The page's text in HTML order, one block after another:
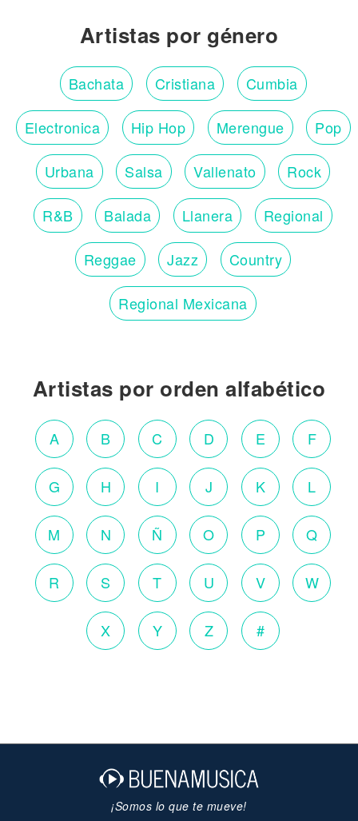
Artistas por género
Bachata Cristiana Cumbia
Electronica Hip Hop Merengue Pop
Urbana Salsa Vallenato Rock
R&B Balada Llanera Regional
Reggae Jazz Country
Regional Mexicana
Artistas por orden alfabético
A B C D E F
G H I J K L
M N Ñ O P Q
R S T U V W
X Y Z #
¡Somos lo que te mueve!